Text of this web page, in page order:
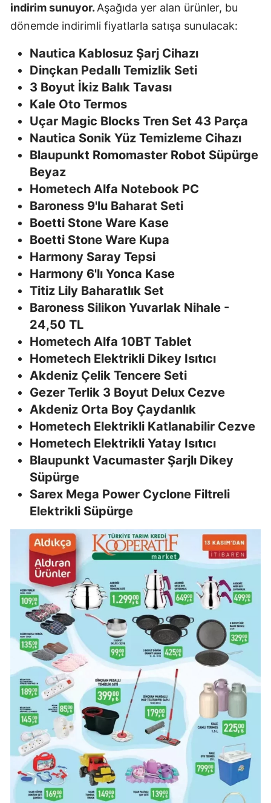
indirim sunuyor.Aşağıda yer alan ürünler, bu
dönemde indirimli fiyatlarla satışa sunulacak:
Nautica Kablosuz Şarj Cihazı
Dinçkan Pedallı Temizlik Seti
3 Boyut İkiz Balık Tavası
Kale Oto Termos
Uçar Magic Blocks Tren Set 43 Parça
Nautica Sonik Yüz Temizleme Cihazı
Blaupunkt Romomaster Robot Süpürge
Beyaz
Hometech Alfa Notebook PC
Baroness 9'lu Baharat Seti
Boetti Stone Ware Kase
Boetti Stone Ware Kupa
Harmony Saray Tepsi
Harmony 6'lı Yonca Kase
Titiz Lily Baharatlık Set
Baroness Silikon Yuvarlak Nihale -
24,50 TL
Hometech Alfa 10BT Tablet
Hometech Elektrikli Dikey Isıtıcı
Akdeniz Çelik Tencere Seti
Gezer Terlik 3 Boyut Delux Cezve
Akdeniz Orta Boy Çaydanlık
Hometech Elektrikli Katlanabilir Cezve
Hometech Elektrikli Yatay Isıtıcı
Blaupunkt Vacumaster Şarjlı Dikey
Süpürge
Sarex Mega Power Cyclone Filtreli
Elektrikli Süpürge